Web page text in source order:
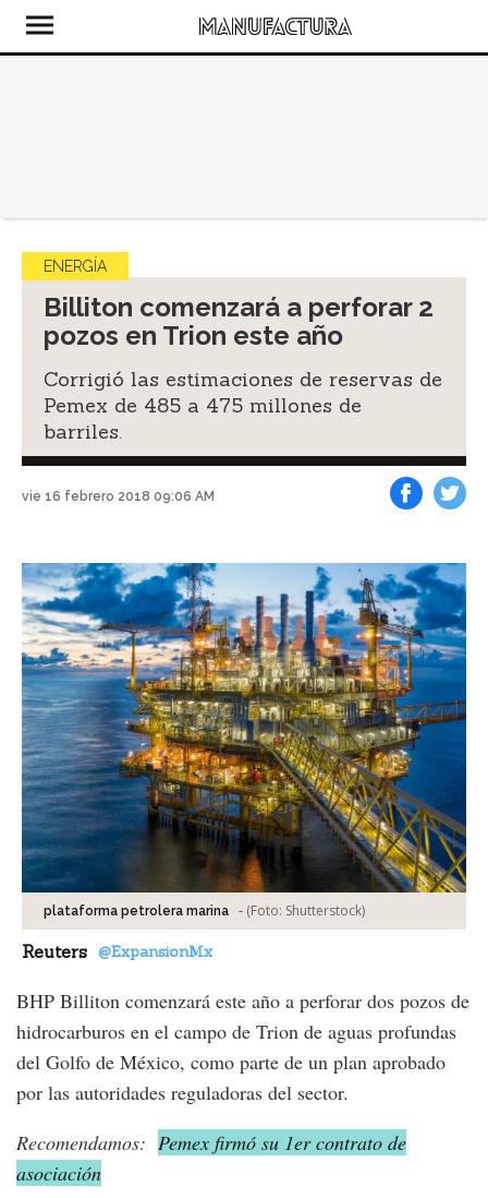
ENERGÍA
Billiton comenzará a perforar 2
pozos en Trion este año
Corrigió las estimaciones de reservas de
Pemex de 485 a 475 millones de
barriles.
vie 16 febrero 2018 09:06 AM
plataforma petrolera marina - (Foto: Shutterstock)
Reuters @ExpansionMx
BHP Billiton comenzará este año a perforar dos pozos de
hidrocarburos en el campo de Trion de aguas profundas
del Golfo de México, como parte de un plan aprobado
por las autoridades reguladoras del sector.
Recomendamos: Pemex firmó su 1er contrato de
asociación